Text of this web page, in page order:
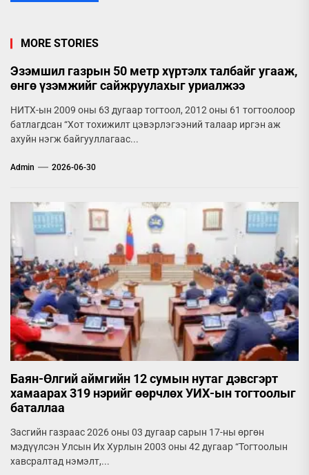
MORE STORIES
Эзэмшил газрын 50 метр хүртэлх талбайг угааж,
өнгө үзэмжийг сайжруулахыг уриалжээ
НИТХ-ын 2009 оны 63 дугаар тогтоол, 2012 оны 61 тогтоолоор
батлагдсан “Хот тохижилт цэвэрлэгээний талаар иргэн аж
ахуйн нэгж байгууллагаас...
Admin 2026-06-30
Баян-Өлгий аймгийн 12 сумын нутаг дэвсгэрт
хамаарах 319 нэрийг өөрчлөх УИХ-ын тогтоолыг
баталлаа
Засгийн газраас 2026 оны 03 дугаар сарын 17-ны өргөн
мэдүүлсэн Улсын Их Хурлын 2003 оны 42 дугаар “Тогтоолын
хавсралтад нэмэлт,...